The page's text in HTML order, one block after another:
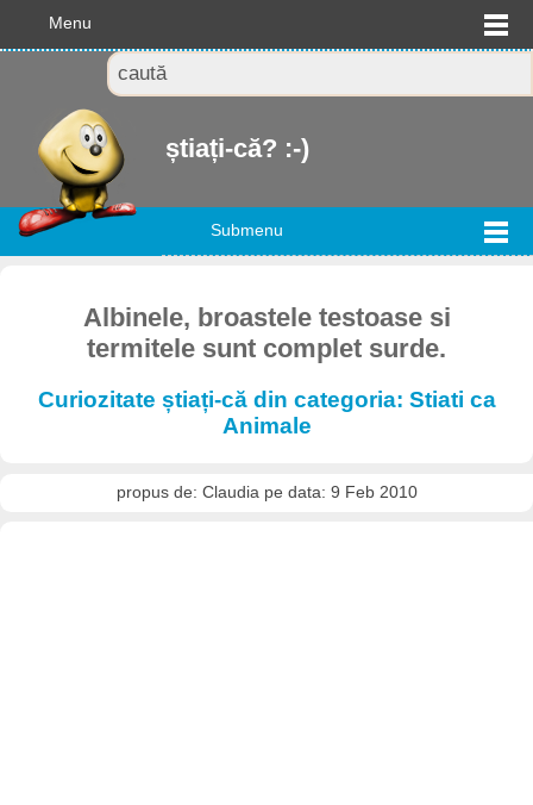
Menu
știați-că? :-)
Submenu
Albinele, broastele testoase si
termitele sunt complet surde.
Curiozitate știați-că din categoria: Stiati ca
Animale
propus de: Claudia pe data: 9 Feb 2010